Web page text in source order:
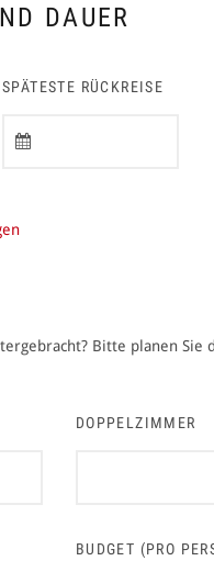
DAUER
SPÄTESTE RÜCKREISE
Bitte planen Sie
DOPPELZIMMER
BUDGET (PRO